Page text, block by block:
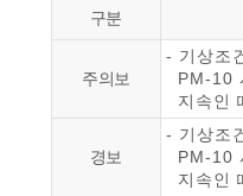
구분
주의보
- 기상조
PM-10
지속인
경보
- 기상조
PM-10
지속인